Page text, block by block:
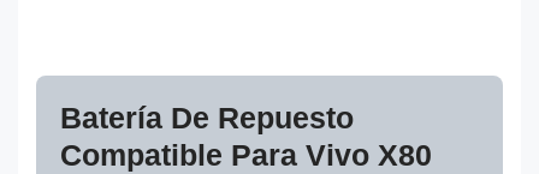
Batería De Repuesto
Compatible Para Vivo X80